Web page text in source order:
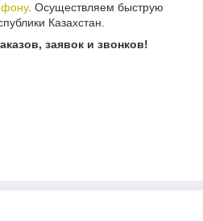
. Осуществляем быструю
Казахстан.
заявок и звонков!